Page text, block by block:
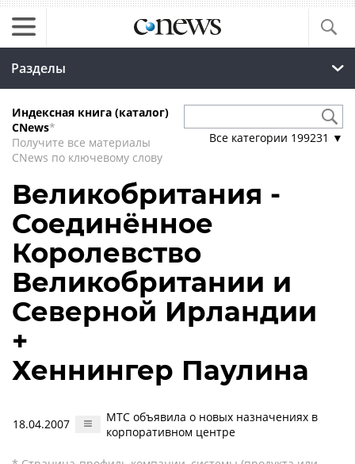
Разделы
Индексная книга (каталог)
CNews*
Получите все материалы
CNews по ключевому слову
Все категории 199231 ▼
Великобритания -
Соединённое
Королевство
Великобритании и
Северной Ирландии
+
Хеннингер Паулина
18.04.2007
МТС объявила о новых назначениях в
корпоративном центре